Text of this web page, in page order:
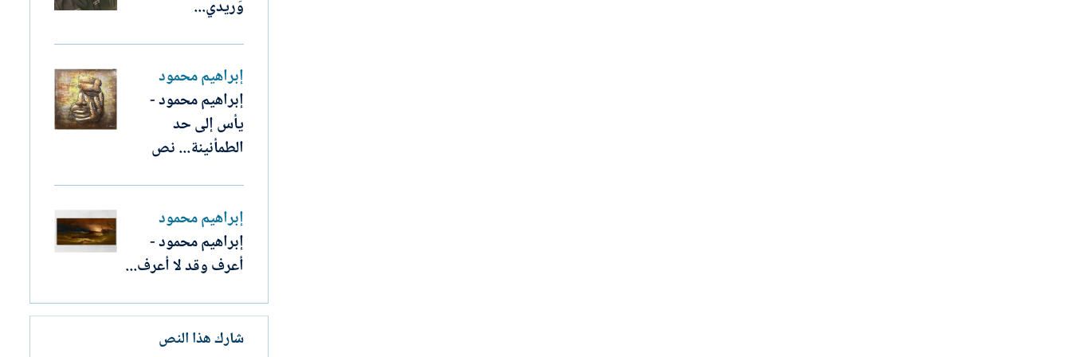
وَريدي...
إبراهيم محمود
إبراهيم محمود -
يأس إلى حد
الطمأنينة... نص
إبراهيم محمود
إبراهيم محمود -
أعرف وقد لا أعرف...
شارك هذا النص